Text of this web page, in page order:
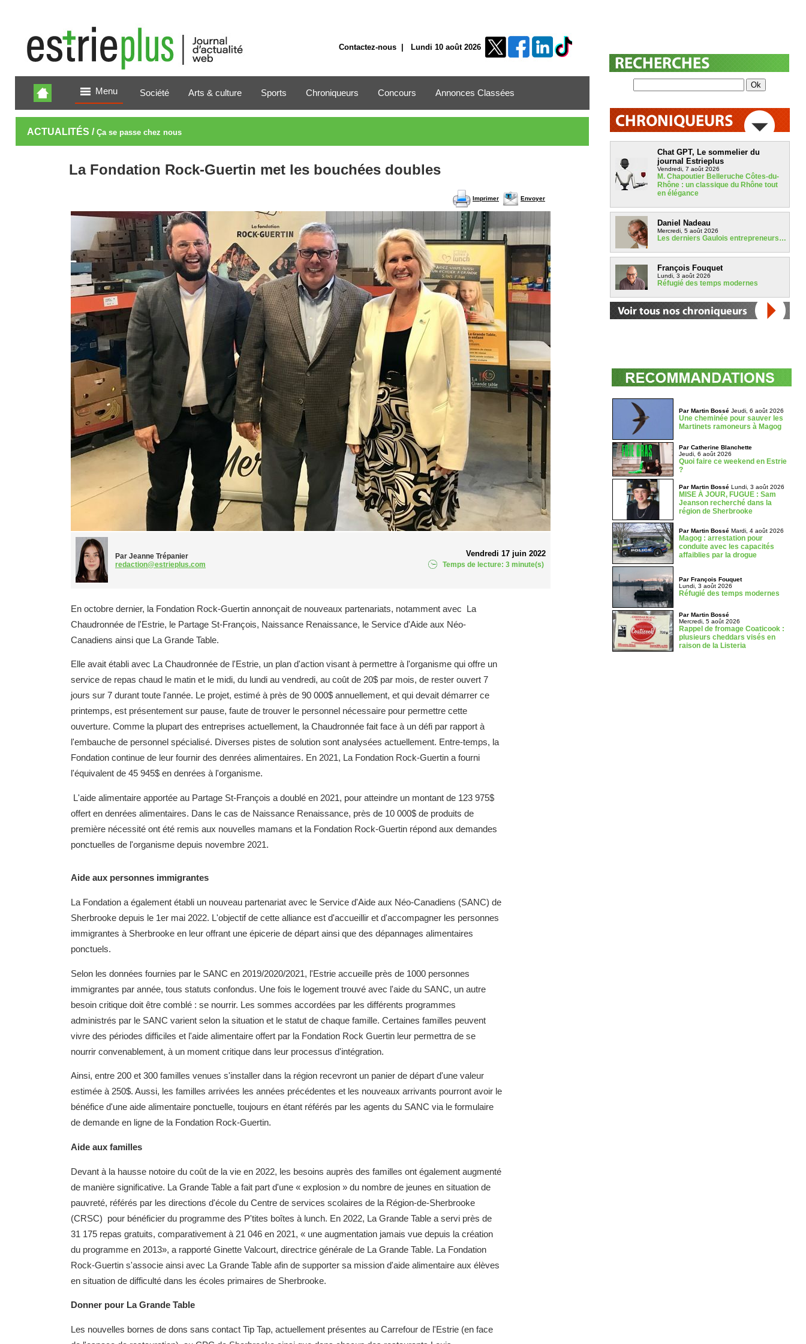
Contactez-nous| Lundi 10 août 2026
Menu Société Arts & culture Sports Chroniqueurs Concours Annonces Classées
ACTUALITÉS / Ça se passe chez nous
La Fondation Rock-Guertin met les bouchées doubles
Imprimer Envoyer
Par Jeanne Trépanier
redaction@estrieplus.com
Vendredi 17 juin 2022
Temps de lecture: 3 minute(s)
En octobre dernier, la Fondation Rock-Guertin annonçait de nouveaux partenariats, notamment avec La
Chaudronnée de l'Estrie, le Partage St-François, Naissance Renaissance, le Service d'Aide aux Néo-
Canadiens ainsi que La Grande Table.
Elle avait établi avec La Chaudronnée de l'Estrie, un plan d'action visant à permettre à l'organisme qui offre un
service de repas chaud le matin et le midi, du lundi au vendredi, au coût de 20$ par mois, de rester ouvert 7
jours sur 7 durant toute l'année. Le projet, estimé à près de 90 000$ annuellement, et qui devait démarrer ce
printemps, est présentement sur pause, faute de trouver le personnel nécessaire pour permettre cette
ouverture. Comme la plupart des entreprises actuellement, la Chaudronnée fait face à un défi par rapport à
l'embauche de personnel spécialisé. Diverses pistes de solution sont analysées actuellement. Entre-temps, la
Fondation continue de leur fournir des denrées alimentaires. En 2021, La Fondation Rock-Guertin a fourni
l'équivalent de 45 945$ en denrées à l'organisme.
L'aide alimentaire apportée au Partage St-François a doublé en 2021, pour atteindre un montant de 123 975$
offert en denrées alimentaires. Dans le cas de Naissance Renaissance, près de 10 000$ de produits de
première nécessité ont été remis aux nouvelles mamans et la Fondation Rock-Guertin répond aux demandes
ponctuelles de l'organisme depuis novembre 2021.
Aide aux personnes immigrantes
La Fondation a également établi un nouveau partenariat avec le Service d'Aide aux Néo-Canadiens (SANC) de
Sherbrooke depuis le 1er mai 2022. L'objectif de cette alliance est d'accueillir et d'accompagner les personnes
immigrantes à Sherbrooke en leur offrant une épicerie de départ ainsi que des dépannages alimentaires
ponctuels.
Selon les données fournies par le SANC en 2019/2020/2021, l'Estrie accueille près de 1000 personnes
immigrantes par année, tous statuts confondus. Une fois le logement trouvé avec l'aide du SANC, un autre
besoin critique doit être comblé : se nourrir. Les sommes accordées par les différents programmes
administrés par le SANC varient selon la situation et le statut de chaque famille. Certaines familles peuvent
vivre des périodes difficiles et l'aide alimentaire offert par la Fondation Rock Guertin leur permettra de se
nourrir convenablement, à un moment critique dans leur processus d'intégration.
Ainsi, entre 200 et 300 familles venues s'installer dans la région recevront un panier de départ d'une valeur
estimée à 250$. Aussi, les familles arrivées les années précédentes et les nouveaux arrivants pourront avoir le
bénéfice d'une aide alimentaire ponctuelle, toujours en étant référés par les agents du SANC via le formulaire
de demande en ligne de la Fondation Rock-Guertin.
Aide aux familles
Devant à la hausse notoire du coût de la vie en 2022, les besoins auprès des familles ont également augmenté
de manière significative. La Grande Table a fait part d'une « explosion » du nombre de jeunes en situation de
pauvreté, référés par les directions d'école du Centre de services scolaires de la Région-de-Sherbrooke
(CRSC) pour bénéficier du programme des P'tites boîtes à lunch. En 2022, La Grande Table a servi près de
31 175 repas gratuits, comparativement à 21 046 en 2021, « une augmentation jamais vue depuis la création
du programme en 2013», a rapporté Ginette Valcourt, directrice générale de La Grande Table. La Fondation
Rock-Guertin s'associe ainsi avec La Grande Table afin de supporter sa mission d'aide alimentaire aux élèves
en situation de difficulté dans les écoles primaires de Sherbrooke.
Donner pour La Grande Table
Les nouvelles bornes de dons sans contact Tip Tap, actuellement présentes au Carrefour de l'Estrie (en face
Chat GPT, Le sommelier du
journal Estrieplus
Vendredi, 7 août 2026
M. Chapoutier Belleruche Côtes-du-
Rhône : un classique du Rhône tout
en élégance
Daniel Nadeau
Mercredi, 5 août 2026
Les derniers Gaulois entrepreneurs…
François Fouquet
Lundi, 3 août 2026
Réfugié des temps modernes
Par Martin BosséJeudi, 6 août 2026
Une cheminée pour sauver les
Martinets ramoneurs à Magog
Par Catherine Blanchette
Jeudi, 6 août 2026
Quoi faire ce weekend en Estrie
?
Par Martin BosséLundi, 3 août 2026
MISE À JOUR, FUGUE : Sam
Jeanson recherché dans la
région de Sherbrooke
Par Martin BosséMardi, 4 août 2026
Magog : arrestation pour
conduite avec les capacités
affaiblies par la drogue
Par François Fouquet
Lundi, 3 août 2026
Réfugié des temps modernes
Par Martin Bossé
Mercredi, 5 août 2026
Rappel de fromage Coaticook :
plusieurs cheddars visés en
raison de la Listeria